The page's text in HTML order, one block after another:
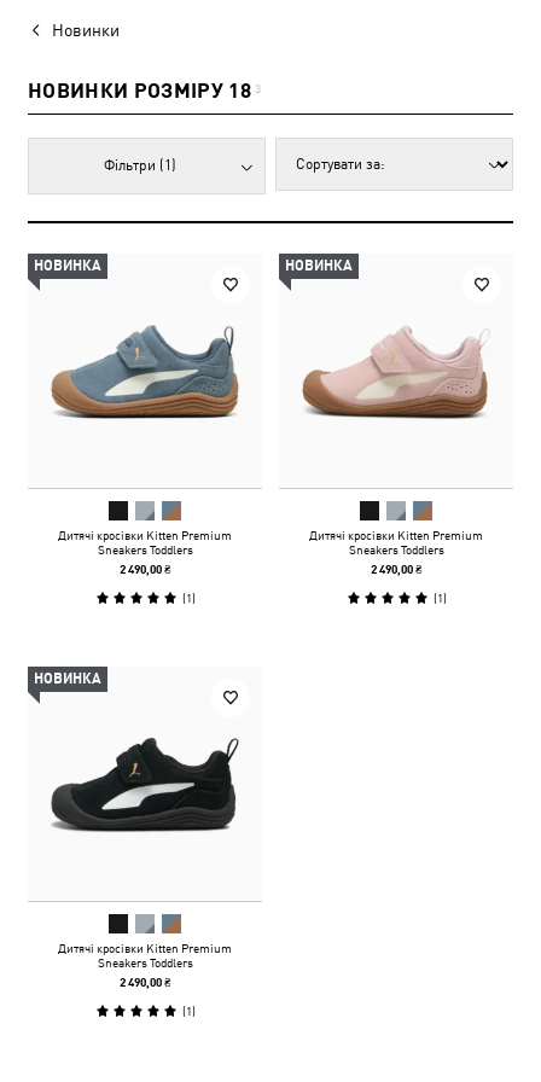
Новинки
НОВИНКИ РОЗМІРУ 18 3
Фільтри (1)
НОВИНКА
Дитячі кросівки Kitten Premium
Sneakers Toddlers
2 490,00 ₴
(1)
НОВИНКА
Дитячі кросівки Kitten Premium
Sneakers Toddlers
2 490,00 ₴
(1)
НОВИНКА
Дитячі кросівки Kitten Premium
Sneakers Toddlers
2 490,00 ₴
(1)